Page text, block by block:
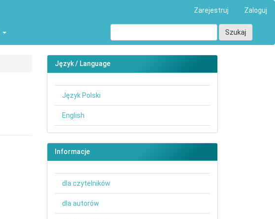
Zarejestruj Zaloguj
Szukaj
Język / Language
Język Polski
English
Informacje
dla czytelników
dla autorów